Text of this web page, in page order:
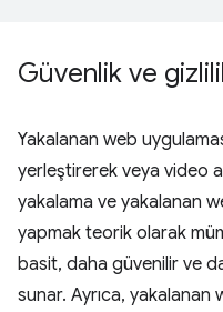
Güvenlik ve
Yakalanan web
yerleştirerek veya video
yakalama ve yakalanan
yapmak teorik olarak
basit, daha güvenilir ve
sunar. Ayrıca, yakalanan